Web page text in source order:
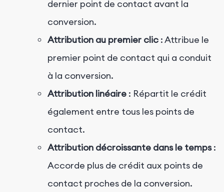
dernier point de contact avant la
conversion.
Attribution au premier clic : Attribue le
premier point de contact qui a conduit
à la conversion.
Attribution linéaire : Répartit le crédit
également entre tous les points de
contact.
Attribution décroissante dans le temps:
Accorde plus de crédit aux points de
contact proches de la conversion.